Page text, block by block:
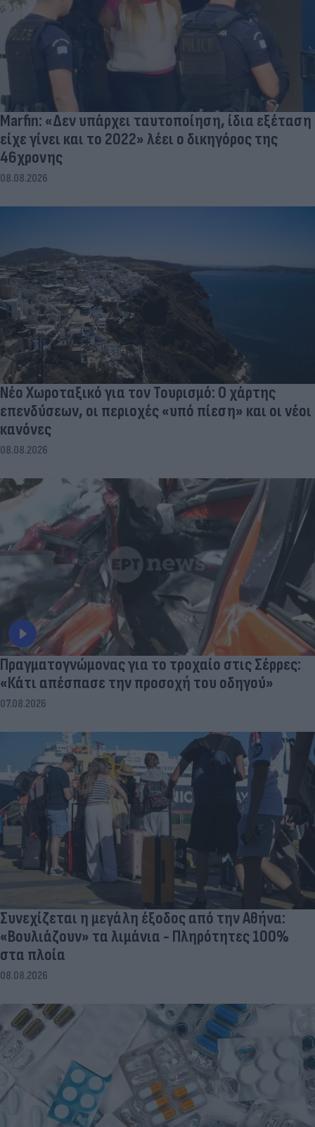
Marfin: «Δεν υπάρχει ταυτοποίηση, ίδια εξέταση
είχε γίνει και το 2022» λέει ο δικηγόρος της
46χρονης
08.08.2026
Νέο Χωροταξικό για τον Τουρισμό: Ο χάρτης
επενδύσεων, οι περιοχές «υπό πίεση» και οι νέοι
κανόνες
08.08.2026
Πραγματογνώμονας για το τροχαίο στις Σέρρες:
«Κάτι απέσπασε την προσοχή του οδηγού»
07.08.2026
Συνεχίζεται η μεγάλη έξοδος από την Αθήνα:
«Βουλιάζουν» τα λιμάνια - Πληρότητες 100%
στα πλοία
08.08.2026